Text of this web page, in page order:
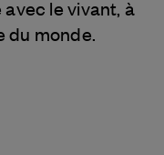
le vivant, à
monde.